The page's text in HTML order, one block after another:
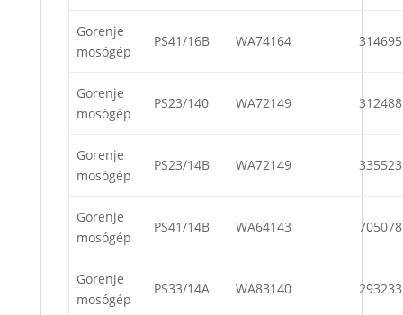
Gorenje
mosógép
PS41/16B WA74164 314695
Gorenje
mosógép
PS23/140 WA72149 312488
Gorenje
mosógép
PS23/14B WA72149 335523
Gorenje
mosógép
PS41/14B WA64143 705078
Gorenje
mosógép
PS33/14A WA83140 293233